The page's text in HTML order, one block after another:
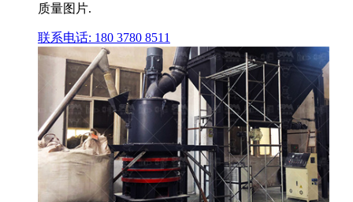
质量图片.
联系电话: 180 3780 8511